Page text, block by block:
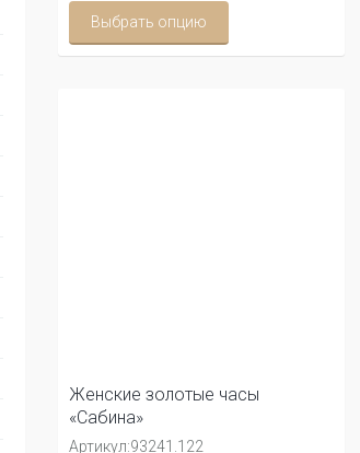
Выбрать опцию
Женские золотые часы
«Сабина»
Артикул:93241.122